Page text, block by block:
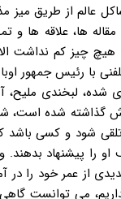
لبخندی ملیح،
شده است،
تلقی شود و کسی
او را پیشنهاد
می توانست